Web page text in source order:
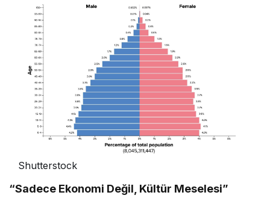
Shutterstock
“Sadece Ekonomi Değil, Kültür Meselesi”